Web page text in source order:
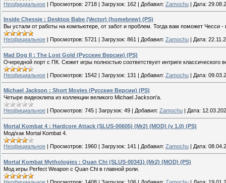
Неофициальное | Просмотров: 2718 | Загрузок: 162 | Добавил: Zamochu | Дата:
Inside Chessie : Desktop Babe (Vector) (homebrew) (PS)
Вы устали от работы на компьютере, от забот и проблем. Тогда вам поможет Чесси
Неофициальное | Просмотров: 5721 | Загрузок: 861 | Добавил: Zamochu | Дата:
Mad Dog II : The Lost Gold (Русские Версии) (PS)
Очередной порт с ПК. Cюжет игры полностью соответствует интриге классического
Неофициальное | Просмотров: 1542 | Загрузок: 131 | Добавил: Zamochu | Дата:
Michael Jackson : Short Movies (Русские Версии) (PS)
Четыре видеоклипа из коллекции великого Michael Jackson'а.
Неофициальное Просмотров: 745 Загрузок: 49 Добавил: Zamochu Дата:
Mortal Kombat 4 : Hardcore Attack (SLUS-00605) (Mr2) (MOD) (v 1.0) (PS)
Мод/хак Mortal Kombat 4.
Неофициальное | Просмотров: 1960 | Загрузок: 141 | Добавил: Zamochu | Дата:
Mortal Kombat Mythologies : Quan Chi (SLUS-00341) (Mr2) (MOD) (PS)
Мод игры Perfect Weapon с Quan Chi в главной роли.